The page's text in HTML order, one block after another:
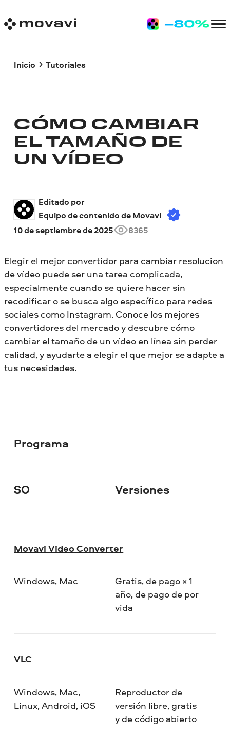
Inicio Tutoriales
CÓMO CAMBIAR
EL TAMAÑO DE
UN VÍDEO
Editado por
Equipo de contenido de Movavi
10 de septiembre de 2025
8365
Elegir el mejor convertidor para cambiar resolucion
de vídeo puede ser una tarea complicada,
especialmente cuando se quiere hacer sin
recodificar o se busca algo específico para redes
sociales como Instagram. Conoce los mejores
convertidores del mercado y descubre cómo
cambiar el tamaño de un vídeo en línea sin perder
calidad, y ayudarte a elegir el que mejor se adapte a
tus necesidades.
Programa
SO Versiones
Movavi Video Converter
Windows, Mac
Gratis, de pago × 1
año, de pago de por
vida
VLC
Windows, Mac,
Linux, Android, iOS
Reproductor de
versión libre, gratis
y de código abierto